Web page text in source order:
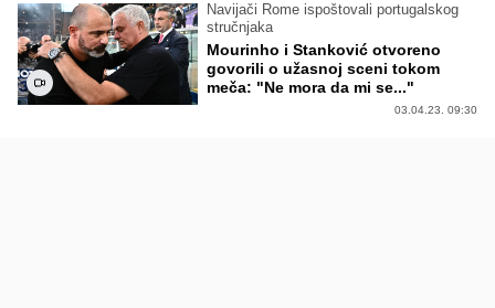
Navijači Rome ispoštovali portugalskog
stručnjaka
Mourinho i Stanković otvoreno
govorili o užasnoj sceni tokom
meča: "Ne mora da mi se..."
03.04.23. 09:30